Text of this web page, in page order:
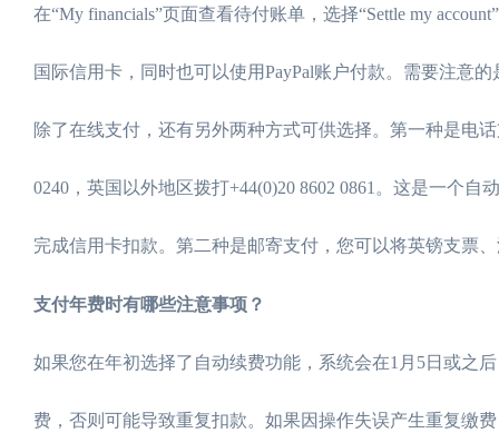
在“My financials”页面查看待付账单，选择“Settle my
国际信用卡，同时也可以使用PayPal账户付款。需要注意
除了在线支付，还有另外两种方式可供选择。第一种是电
0240，英国以外地区拨打+44(0)20 8602 0861。这是一个
完成信用卡扣款。第二种是邮寄支付，您可以将英镑支票
支付年费时有哪些注意事项？
如果您在年初选择了自动续费功能，系统会在1月5日或之
费，否则可能导致重复扣款。如果因操作失误产生重复缴